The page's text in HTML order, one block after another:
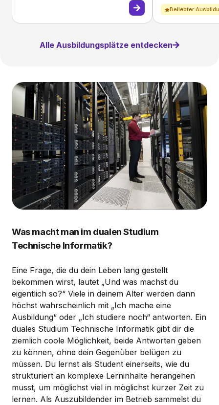
Beliebter
Alle Ausbildungsplätze entdecken
Was macht man im dualen Studium
Technische Informatik?
Eine Frage, die du dein Leben lang gestellt
bekommen wirst, lautet „Und was machst du
eigentlich so?“ Viele in deinem Alter werden dann
höchst wahrscheinlich mit „Ich mache eine
Ausbildung“ oder „Ich studiere noch“ antworten. Ein
duales Studium Technische Informatik gibt dir die
ziemlich coole Möglichkeit, beide Antworten geben
zu können, ohne dein Gegenüber belügen zu
müssen. Du lernst als Student einerseits, wie du
strukturiert an komplexe Lerninhalte herangehen
musst, um möglichst viel in möglichst kurzer Zeit zu
lernen. Als Auszubildender im Betrieb sammelst du